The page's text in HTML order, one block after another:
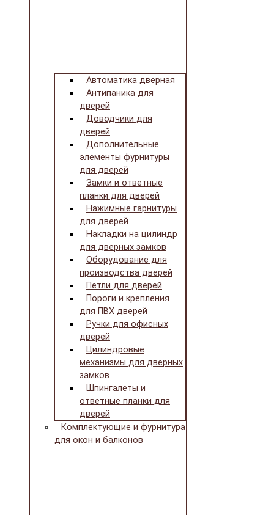
Автоматика дверная
Антипаника для
дверей
Доводчики для
дверей
Дополнительные
элементы фурнитуры
для дверей
Замки и ответные
планки для дверей
Нажимные гарнитуры
для дверей
Накладки на цилиндр
для дверных замков
Оборудование для
производства дверей
Петли для дверей
Пороги и крепления
для ПВХ дверей
Ручки для офисных
дверей
Цилиндровые
механизмы для дверных
замков
Шпингалеты и
ответные планки для
дверей
Комплектующие и фурнитура
для окон и балконов